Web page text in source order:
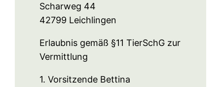
Scharweg 44
42799 Leichlingen
Erlaubnis gemäß §11 TierSchG zur
Vermittlung
1. Vorsitzende Bettina